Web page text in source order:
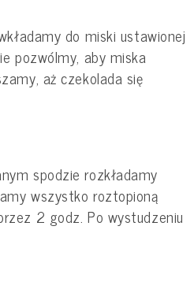
do miski ustawionej
pozwólmy, aby miska
aż czekolada się
spodzie rozkładamy
wszystko roztopioną
2 godz. Po wystudzeniu